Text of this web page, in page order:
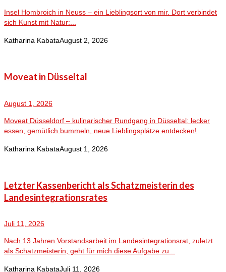
Insel Hombroich in Neuss – ein Lieblingsort von mir. Dort verbindet
sich Kunst mit Natur:...
Katharina KabataAugust 2, 2026
Moveat in Düsseltal
August 1, 2026
Moveat Düsseldorf – kulinarischer Rundgang in Düsseltal: lecker
essen, gemütlich bummeln, neue Lieblingsplätze entdecken!
Katharina KabataAugust 1, 2026
Letzter Kassenbericht als Schatzmeisterin des
Landesintegrationsrates
Juli 11, 2026
Nach 13 Jahren Vorstandsarbeit im Landesintegrationsrat, zuletzt
als Schatzmeisterin, geht für mich diese Aufgabe zu...
Katharina KabataJuli 11, 2026